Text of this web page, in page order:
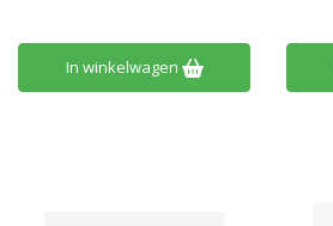
In winkelwagen